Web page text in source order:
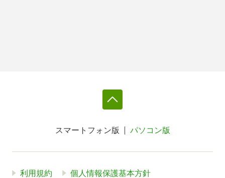
スマートフォン版 パソコン版
利用規約 個人情報保護基本方針